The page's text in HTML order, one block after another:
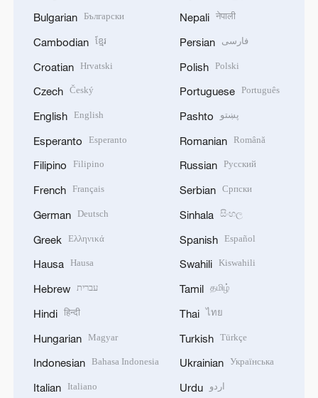
Bulgarian Български
Cambodian ខ្មែរ
Croatian Hrvatski
Czech Český
English English
Esperanto Esperanto
Filipino Filipino
French Français
German Deutsch
Greek Ελληνικά
Hausa Hausa
Hebrew עברית
Hindi हिन्दी
Hungarian Magyar
Indonesian Bahasa Indonesia
Italian Italiano
Nepali नेपाली
Persian فارسی
Polish Polski
Portuguese Português
Pashto پښتو
Romanian Română
Russian Русский
Serbian Српски
Sinhala සිංහල
Spanish Español
Swahili Kiswahili
Tamil தமிழ்
Thai ไทย
Turkish Türkçe
Ukrainian Українська
Urdu اردو